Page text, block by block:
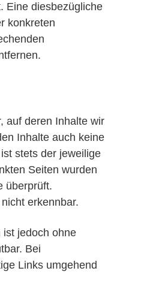
Eine diesbezügliche
konkreten
auf deren Inhalte wir
Inhalte auch keine
stets der jeweilige
Seiten wurden
überprüft.
erkennbar.
ist jedoch ohne
Bei
Links umgehend